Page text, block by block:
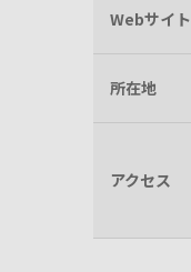
Webサイト
所在地
アクセス